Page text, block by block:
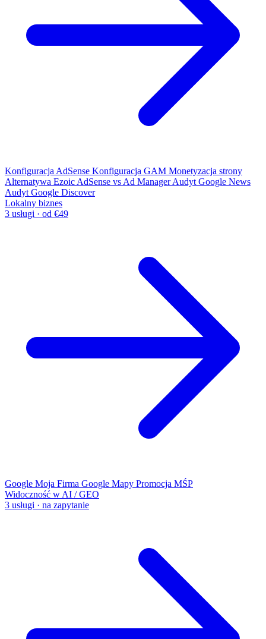
Konfiguracja AdSense Konfiguracja GAM Monetyzacja strony
Alternatywa Ezoic AdSense vs Ad Manager Audyt Google News
Audyt Google Discover
Lokalny biznes
3 usługi · od €49
Google Moja Firma Google Mapy Promocja MŚP
Widoczność w AI / GEO
3 usługi · na zapytanie